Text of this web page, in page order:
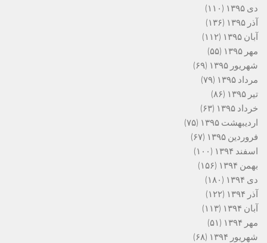
دی ۱۳۹۵
(۱۱۰)
آذر ۱۳۹۵
(۱۳۶)
آبان ۱۳۹۵
(۱۱۲)
مهر ۱۳۹۵
(۵۵)
شهریور ۱۳۹۵
(۶۹)
مرداد ۱۳۹۵
(۷۹)
تیر ۱۳۹۵
(۸۶)
خرداد ۱۳۹۵
(۶۳)
اردیبهشت ۱۳۹۵
(۷۵)
فروردین ۱۳۹۵
(۶۷)
اسفند ۱۳۹۴
(۱۰۰)
بهمن ۱۳۹۴
(۱۵۶)
دی ۱۳۹۴
(۱۸۰)
آذر ۱۳۹۴
(۱۲۲)
آبان ۱۳۹۴
(۱۱۳)
مهر ۱۳۹۴
(۵۱)
شهریور ۱۳۹۴
(۶۸)